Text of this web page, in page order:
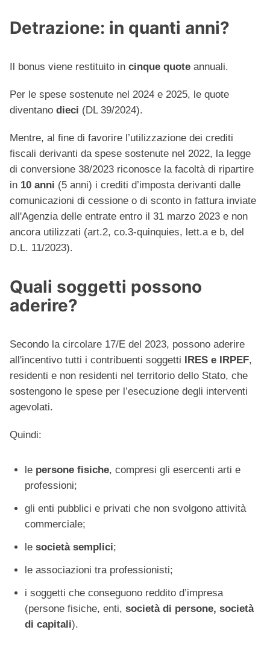
Detrazione: in quanti anni?
Il bonus viene restituito in cinque quote annuali.
Per le spese sostenute nel 2024 e 2025, le quote
diventano dieci (DL 39/2024).
Mentre, al fine di favorire l’utilizzazione dei crediti
fiscali derivanti da spese sostenute nel 2022, la legge
di conversione 38/2023 riconosce la facoltà di ripartire
in 10 anni (5 anni) i crediti d’imposta derivanti dalle
comunicazioni di cessione o di sconto in fattura inviate
all'Agenzia delle entrate entro il 31 marzo 2023 e non
ancora utilizzati (art.2, co.3-quinquies, lett.a e b, del
D.L. 11/2023).
Quali soggetti possono
aderire?
Secondo la circolare 17/E del 2023, possono aderire
all'incentivo tutti i contribuenti soggetti IRES e IRPEF,
residenti e non residenti nel territorio dello Stato, che
sostengono le spese per l’esecuzione degli interventi
agevolati.
Quindi:
le persone fisiche, compresi gli esercenti arti e
professioni;
gli enti pubblici e privati che non svolgono attività
commerciale;
le società semplici;
le associazioni tra professionisti;
i soggetti che conseguono reddito d’impresa
(persone fisiche, enti, società di persone, società
di capitali).